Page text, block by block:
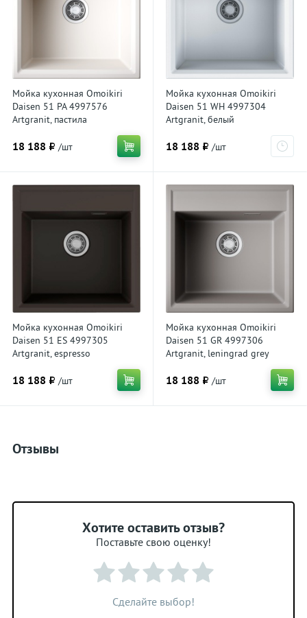
Мойка кухонная Omoikiri
Daisen 51 PA 4997576
Artgranit, пастила
18 188 ₽ /шт
Мойка кухонная Omoikiri
Daisen 51 WH 4997304
Artgranit, белый
18 188 ₽ /шт
Мойка кухонная Omoikiri
Daisen 51 ES 4997305
Artgranit, espresso
18 188 ₽ /шт
Мойка кухонная Omoikiri
Daisen 51 GR 4997306
Artgranit, leningrad grey
18 188 ₽ /шт
Отзывы
Хотите оставить отзыв?
Поставьте свою оценку!
Сделайте выбор!